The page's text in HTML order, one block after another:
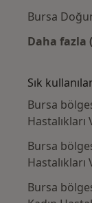
Bursa
Daha fazla
Sık
Bursa
Bursa
Bursa